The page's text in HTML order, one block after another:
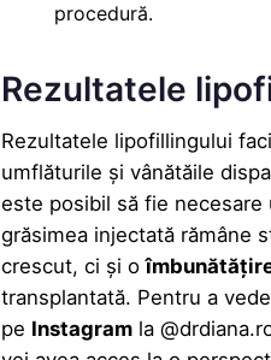
procedură.
Rezultatele
Rezultatele lipofillingului
umflăturile și vânătăile
este posibil să fie
grăsimea injectată rămâne
crescut, ci și o
transplantată. Pentru a
pe Instagramla